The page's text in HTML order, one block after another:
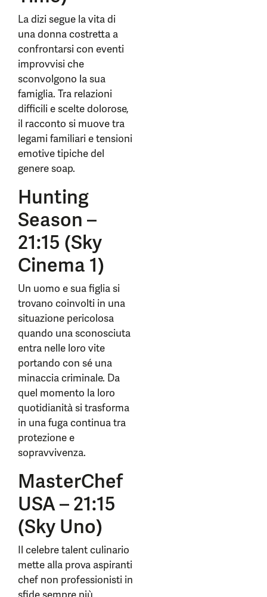
La dizi segue la vita di
una donna costretta a
confrontarsi con eventi
improvvisi che
sconvolgono la sua
famiglia. Tra relazioni
difficili e scelte dolorose,
il racconto si muove tra
legami familiari e tensioni
emotive tipiche del
genere soap.
Hunting
Season –
21:15 (Sky
Cinema 1)
Un uomo e sua figlia si
trovano coinvolti in una
situazione pericolosa
quando una sconosciuta
entra nelle loro vite
portando con sé una
minaccia criminale. Da
quel momento la loro
quotidianità si trasforma
in una fuga continua tra
protezione e
sopravvivenza.
MasterChef
USA – 21:15
(Sky Uno)
Il celebre talent culinario
mette alla prova aspiranti
chef non professionisti in